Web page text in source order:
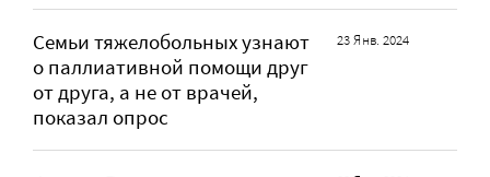
Семьи тяжелобольных узнают
о паллиативной помощи друг
от друга, а не от врачей,
показал опрос
23 Янв. 2024